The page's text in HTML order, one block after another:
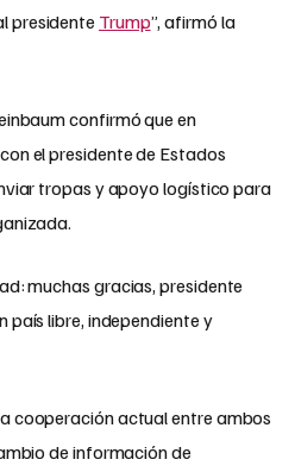
presidente Trump”, afirmó la
confirmó que en
el presidente de Estados
tropas y apoyo logístico para
muchas gracias, presidente
país libre, independiente y
cooperación actual entre ambos
de información de